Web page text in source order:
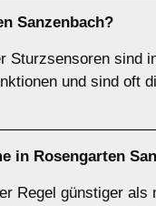
Sanzenbach?
sind
und sind oft
in Rosengarten
Regel günstiger als